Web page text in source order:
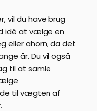
vil du have brug
idé at vælge en
eller ahorn, da det
år. Du vil også
til at samle
til vægten af